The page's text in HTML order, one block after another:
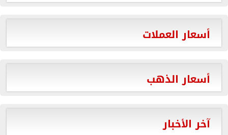
أسعار العملات
أسعار الذهب
آخر الأخبار